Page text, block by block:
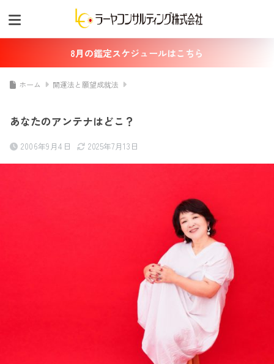
8月の鑑定スケジュールはこちら
ホーム 開運法と願望成就法
あなたのアンテナはどこ？
2006年9月4日 2025年7月13日